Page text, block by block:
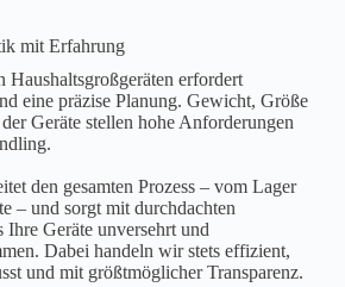
mit Erfahrung
erfordert
eine präzise Planung. Gewicht, Größe
Geräte stellen hohe Anforderungen
den gesamten Prozess – vom Lager
– und sorgt mit durchdachten
Ihre Geräte unversehrt und
Dabei handeln wir stets effizient,
und mit größtmöglicher Transparenz.